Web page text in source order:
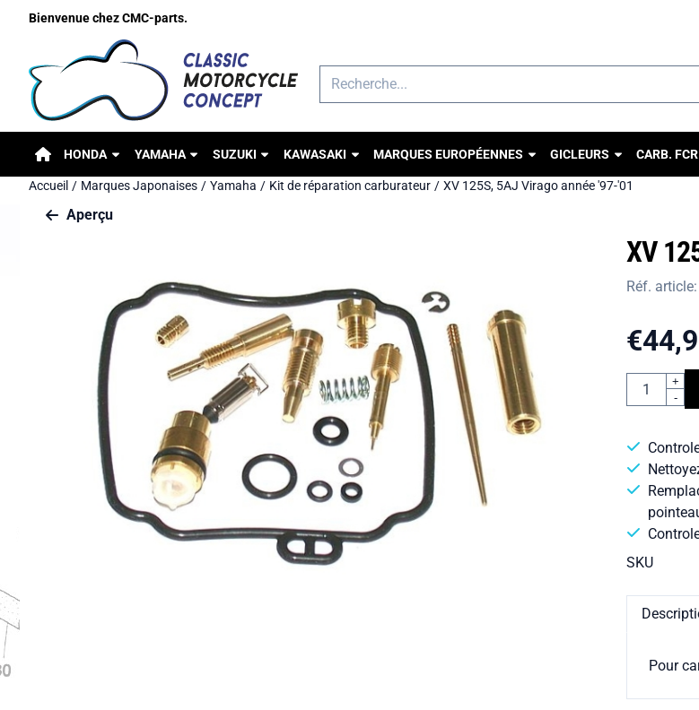
Préférences de cookies disponibles. Choisissez les paramètres ou autorisez tous les cookies.
Bienvenue chez CMC-parts.
Rechercher
HONDA YAMAHA SUZUKI KAWASAKI MARQUES EUROPÉENNES GICLEURS CARB. FCR
Accueil / Marques Japonaises / Yamaha / Kit de réparation carburateur / XV 125S, 5AJ Virago année '97-'01
Aperçu
XV
Réf. article:
€
Quantité
+
-
SKU
Pour